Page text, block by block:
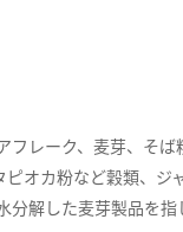
フレーク、麦芽、そ
オカ粉など穀類、
解した麦芽製品を指